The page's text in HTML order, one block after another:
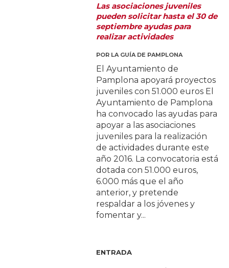
Las asociaciones juveniles
pueden solicitar hasta el 30 de
septiembre ayudas para
realizar actividades
POR LA GUÍA DE PAMPLONA
El Ayuntamiento de
Pamplona apoyará proyectos
juveniles con 51.000 euros El
Ayuntamiento de Pamplona
ha convocado las ayudas para
apoyar a las asociaciones
juveniles para la realización
de actividades durante este
año 2016. La convocatoria está
dotada con 51.000 euros,
6.000 más que el año
anterior, y pretende
respaldar a los jóvenes y
fomentar y...
ENTRADA